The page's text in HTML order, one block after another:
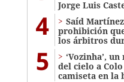
Jorge Luis
4
Saíd
prohibición
los árbitros
5
‘Vozinha’,
del cielo a
camiseta en la